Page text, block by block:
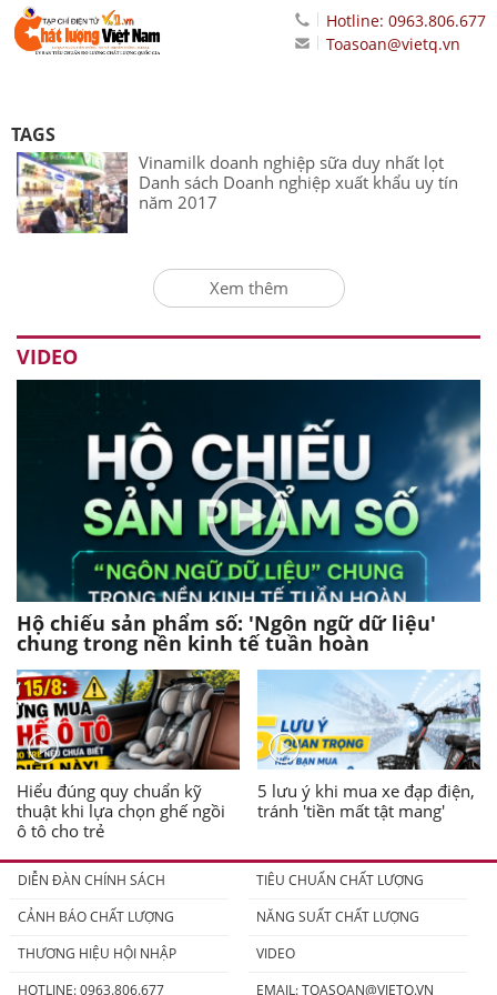
Hotline: 0963.806.677
Toasoan@vietq.vn
TAGS
Vinamilk doanh nghiệp sữa duy nhất lọt
Danh sách Doanh nghiệp xuất khẩu uy tín
năm 2017
Xem thêm
VIDEO
Hộ chiếu sản phẩm số: 'Ngôn ngữ dữ liệu'
chung trong nền kinh tế tuần hoàn
Hiểu đúng quy chuẩn kỹ
thuật khi lựa chọn ghế ngồi
ô tô cho trẻ
5 lưu ý khi mua xe đạp điện,
tránh 'tiền mất tật mang'
DIỄN ĐÀN CHÍNH SÁCH
TIÊU CHUẨN CHẤT LƯỢNG
CẢNH BÁO CHẤT LƯỢNG
NĂNG SUẤT CHẤT LƯỢNG
THƯƠNG HIỆU HỘI NHẬP
VIDEO
HOTLINE: 0963.806.677
EMAIL:TOASOAN@VIETQ.VN